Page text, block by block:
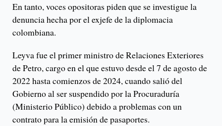
En tanto, voces opositoras piden que se investigue la
denuncia hecha por el exjefe de la diplomacia
colombiana.
Leyva fue el primer ministro de Relaciones Exteriores
de Petro, cargo en el que estuvo desde el 7 de agosto de
2022 hasta comienzos de 2024, cuando salió del
Gobierno al ser suspendido por la Procuraduría
(Ministerio Público) debido a problemas con un
contrato para la emisión de pasaportes.